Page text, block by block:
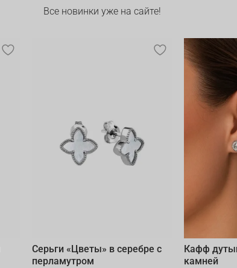
Все новинки уже на сайте!
Серьги «Цветы» в серебре с
перламутром
Кафф
камней